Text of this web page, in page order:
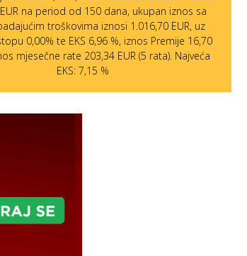
na period od 150 dana, ukupan iznos sa
troškovima iznosi 1.016,70 EUR, uz
0,00% te EKS 6,96 %, iznos Premije 16,70
mjesečne rate 203,34 EUR (5 rata). Najveća
EKS: 7,15 %